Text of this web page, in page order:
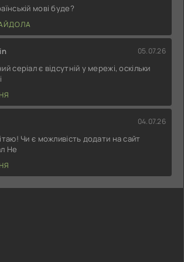
мові буде?
05.07.26
серіал є відсутній у мережі, оскільки
04.07.26
Чи є можливість додати на сайт
Не